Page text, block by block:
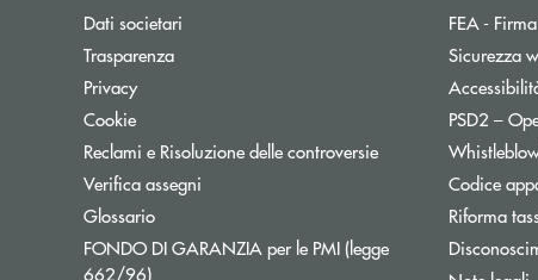
Dati societari
Trasparenza
PrivacyApre una nuova finestra
Cookie
Reclami e Risoluzione delle controversie
Verifica assegni
GlossarioApre una nuova finestra
FONDO DI GARANZIA per le PMI (legge
662/96)Apre una nuova finestra
FEA -
Sicurezza
PSD2 –
Codice
Riforma